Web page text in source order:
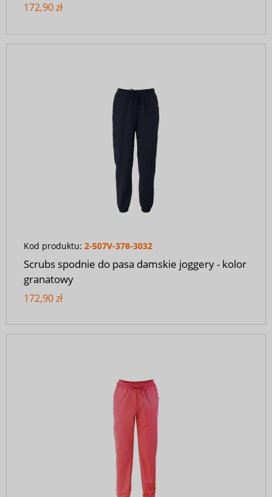
172,90 zł
Kod produktu: 2-507V-378-3032
Scrubs spodnie do pasa damskie joggery - kolor
granatowy
172,90 zł